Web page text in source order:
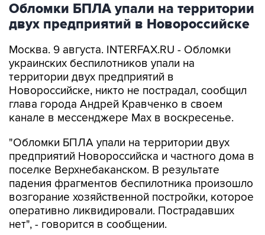
Обломки БПЛА упали на территории
двух предприятий в Новороссийске
Москва. 9 августа. INTERFAX.RU - Обломки
украинских беспилотников упали на
территории двух предприятий в
Новороссийске, никто не пострадал, сообщил
глава города Андрей Кравченко в своем
канале в мессенджере Max в воскресенье.
"Обломки БПЛА упали на территории двух
предприятий Новороссийска и частного дома в
поселке Верхнебаканском. В результате
падения фрагментов беспилотника произошло
возгорание хозяйственной постройки, которое
оперативно ликвидировали. Пострадавших
нет", - говорится в сообщении.